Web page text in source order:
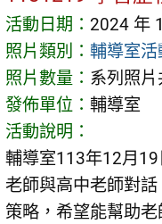
活動日期： 2024 年
照片類別： 輔導室活
照片數量： 系列照
發佈單位： 輔導室
活動說明：
輔導室113年12月
老師與高中老師對
策略，希望能幫助